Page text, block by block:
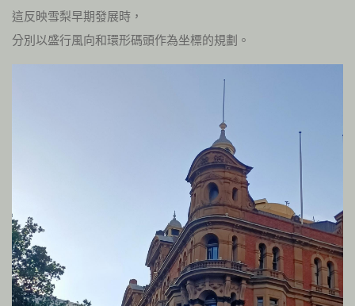
這反映雪梨早期發展時，
分別以盛行風向和環形碼頭作為坐標的規劃。